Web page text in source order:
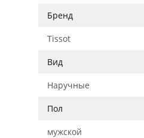
Бренд
Tissot
Вид
Наручные
Пол
мужской